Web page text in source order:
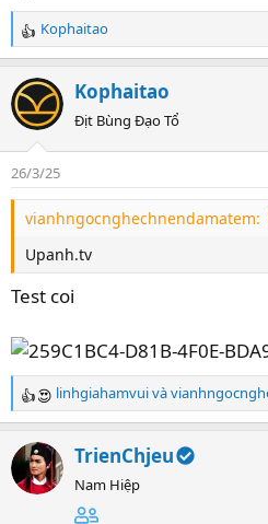
R
e
a
c
t
n
s
Kophaitao
Kophaitao
Địt Bùng Đạo Tổ
26/3/25
vianhngocnghechnendamatem:
Upanh.tv
Test coi
R
e
a
c
t
linhgiahamvuivà
TrienChjeu
Nam Hiệp